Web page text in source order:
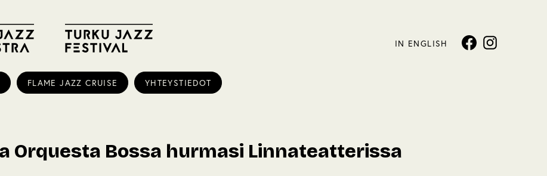
IN ENGLISH
FLAME JAZZ CRUISE YHTEYSTIEDOT
Orquesta Bossa hurmasi Linnateatterissa